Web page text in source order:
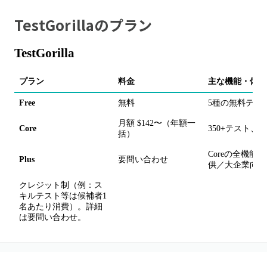
TestGorillaのプラン
TestGorilla
プラン 料金 主な機能・備考
Free 無料 5種の無料テス
Core
月額 $142〜（年額一
括）
350+テスト、
Plus 要問い合わせ
Coreの全機能
供／大企業向け
クレジット制（例：ス
キルテスト等は候補者1
名あたり消費）。詳細
は要問い合わせ。